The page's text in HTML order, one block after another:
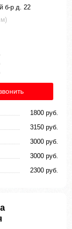
б-р д. 22
м)
1800 руб.
3150 руб.
3000 руб.
3000 руб.
2300 руб.